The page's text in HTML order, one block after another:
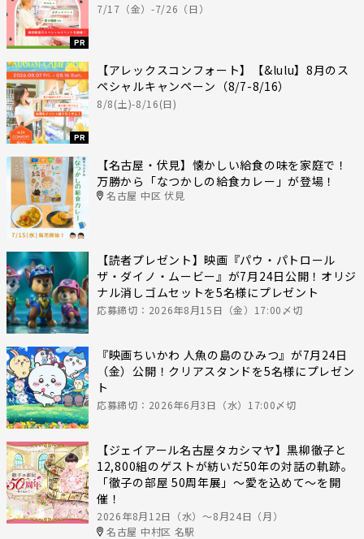
PR
7/17（金）-7/26（日）
PR
【アレックスコンフォート】【&lulu】8月のス
ペシャルキャンペーン（8/7-8/16）
8/8(土)-8/16(日)
【名古屋・伏見】懐かしい給食の味を家庭で！
万勝から「なつかしの給食カレー」が登場！
名古屋 中区 伏見
【読者プレゼント】映画『パウ・パトロール
ザ・ダイノ・ムービー』が7月24日公開！オリジ
ナル消しゴムセットを5名様にプレゼント
応募締切：2026年8月15日（金）17:00〆切
『映画ちいかわ 人魚の島のひみつ』が7月24日
（金）公開！クリアスタンドを5名様にプレゼン
ト
応募締切：2026年6月3日（水）17:00〆切
【ジェイアール名古屋タカシマヤ】黒柳徹子と
12,800組のゲストが紡いだ50年の対話の軌跡。
「徹子の部屋 50周年展」～愛を込めて～を開
催！
2026年8月12日（水）〜8月24日（月）
名古屋 中村区 名駅